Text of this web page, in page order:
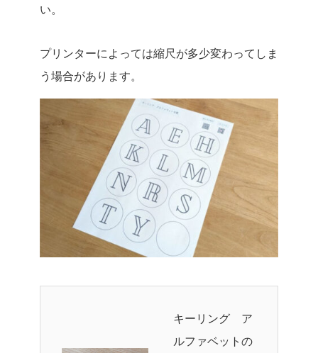
い。
プリンターによっては縮尺が多少変わってしま
う場合があります。
キーリング ア
ルファベットの